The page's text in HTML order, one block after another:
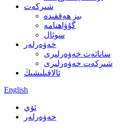
شىركەت
بىز ھەققىدە
گۇۋاھنامە
سوئال
خەۋەرلەر
سانائەت خەۋەرلىرى
شىركەت خەۋەرلىرى
ئالاقىلىشىڭ
English
ئۆي
خەۋەرلەر